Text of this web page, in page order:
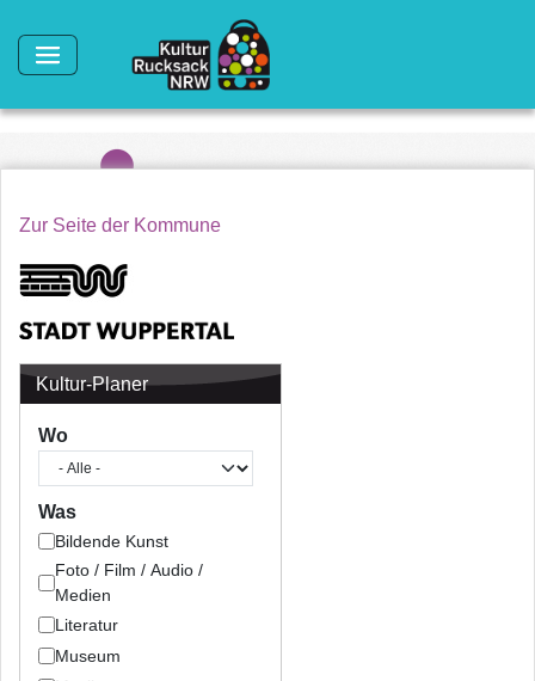
Zur Seite der Kommune
Kultur-Planer
Wo
Was
Bildende Kunst
Foto / Film / Audio /
Medien
Literatur
Museum